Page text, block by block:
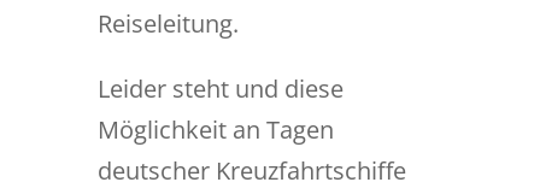
Reiseleitung.
Leider steht und diese
Möglichkeit an Tagen
deutscher Kreuzfahrtschiffe